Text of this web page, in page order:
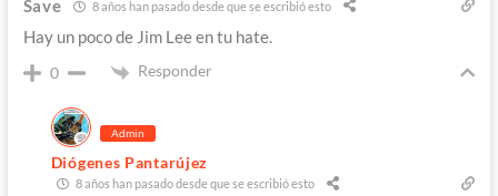
Save 8 años han pasado desde que se escribió esto
Hay un poco de Jim Lee en tu hate.
0 Responder
Admin
Diógenes Pantarújez
8 años han pasado desde que se escribió esto